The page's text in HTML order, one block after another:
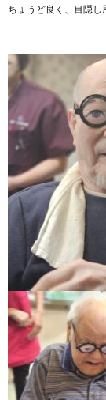
ちょうど良く、目隠